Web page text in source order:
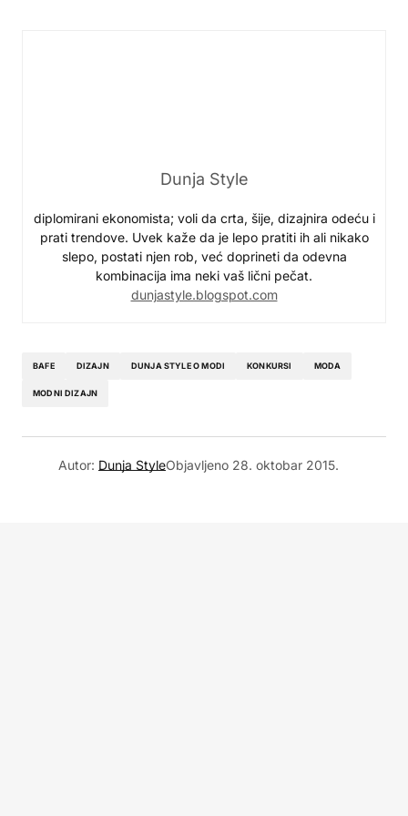
Dunja Style
diplomirani ekonomista; voli da crta, šije, dizajnira odeću i
prati trendove. Uvek kaže da je lepo pratiti ih ali nikako
slepo, postati njen rob, već doprineti da odevna
kombinacija ima neki vaš lični pečat.
dunjastyle.blogspot.com
BAFE DIZAJN DUNJA STYLE O MODI KONKURSI MODA
MODNI DIZAJN
Autor: Dunja StyleObjavljeno 28. oktobar 2015.